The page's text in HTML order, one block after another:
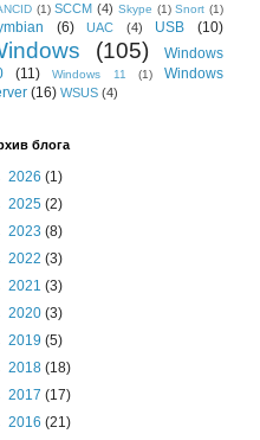
(1) SCCM (4) Skype (1) Snort (1)
(6) UAC (4) USB (10)
(105)
Windows
(11) Windows 11 (1)
Windows
(16) WSUS (4)
блога
2026 (1)
2025 (2)
2023 (8)
2022 (3)
2021 (3)
2020 (3)
2019 (5)
2018 (18)
2017 (17)
2016 (21)